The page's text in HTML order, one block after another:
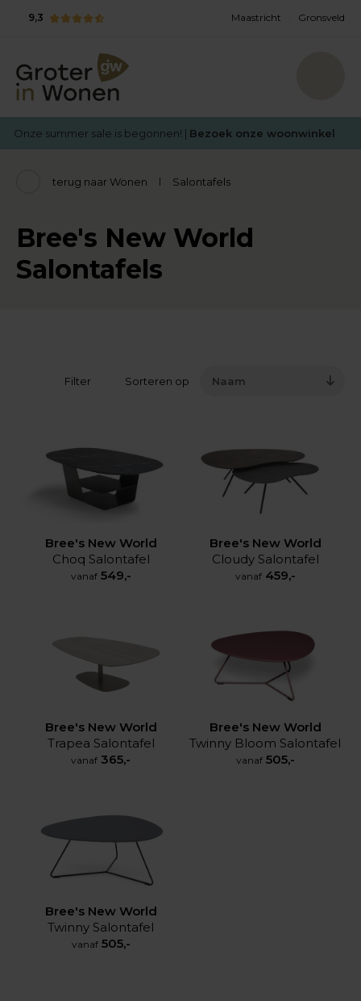
9,3 Maastricht Gronsveld
Onze summer sale is begonnen! | Bezoek onze woonwinkel
terug naar Wonen Salontafels
Bree's New World
Salontafels
Filter Sorteren op Naam
Bree's New World
Choq Salontafel
vanaf 549,-
Bree's New World
Cloudy Salontafel
vanaf 459,-
Bree's New World
Trapea Salontafel
vanaf 365,-
Bree's New World
Twinny Bloom Salontafel
vanaf 505,-
Bree's New World
Twinny Salontafel
vanaf 505,-